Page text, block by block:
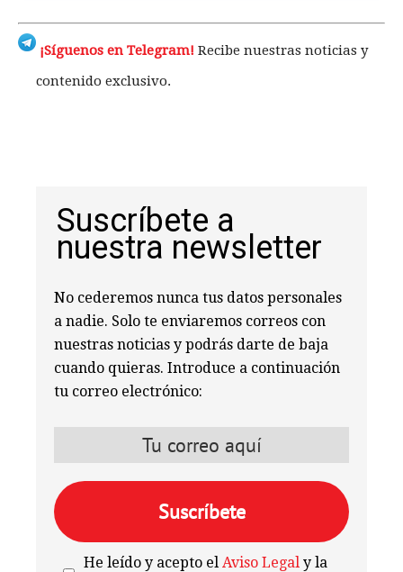
¡Síguenos en Telegram! Recibe nuestras noticias y
contenido exclusivo.
Suscríbete a
nuestra newsletter
No cederemos nunca tus datos personales
a nadie. Solo te enviaremos correos con
nuestras noticias y podrás darte de baja
cuando quieras. Introduce a continuación
tu correo electrónico:
He leído y acepto elAviso Legal y la